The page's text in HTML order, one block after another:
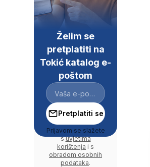
Želim se
pretplatiti na
Tokić katalog e-
poštom
Pretplatiti se
Prijavom se slažete
suvjetima
korištenja i s
obradom osobnih
podataka.